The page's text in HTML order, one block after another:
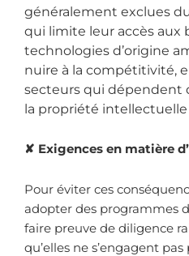
généralement exclues
qui limite leur accès aux
technologies d’origine
nuire à la compétitivité,
secteurs qui dépendent
la propriété intellectuelle
✘ Exigences en matière
Pour éviter ces
adopter des programmes
faire preuve de diligence
qu’elles ne s’engagent